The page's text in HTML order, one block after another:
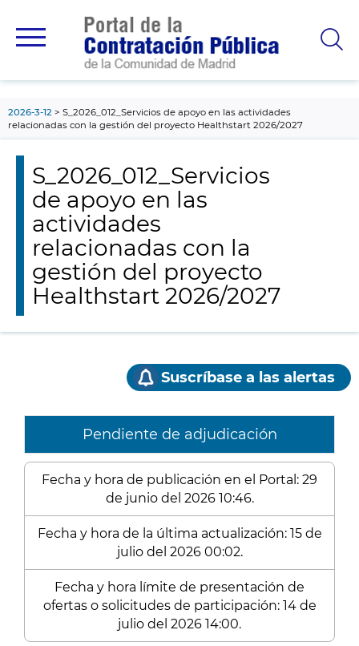
principal
2026-3-12
S_2026_012_Servicios de apoyo en las actividades
relacionadas con la gestión del proyecto Healthstart 2026/2027
S_2026_012_Servicios
de apoyo en las
actividades
relacionadas con la
gestión del proyecto
Healthstart 2026/2027
Suscríbase a las alertas
Pendiente de adjudicación
Fecha y hora de publicación en el Portal: 29
de junio del 2026 10:46.
Fecha y hora de la última actualización: 15 de
julio del 2026 00:02.
Fecha y hora límite de presentación de
ofertas o solicitudes de participación: 14 de
julio del 2026 14:00.